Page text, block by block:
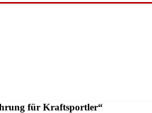
für Kraftsportler“